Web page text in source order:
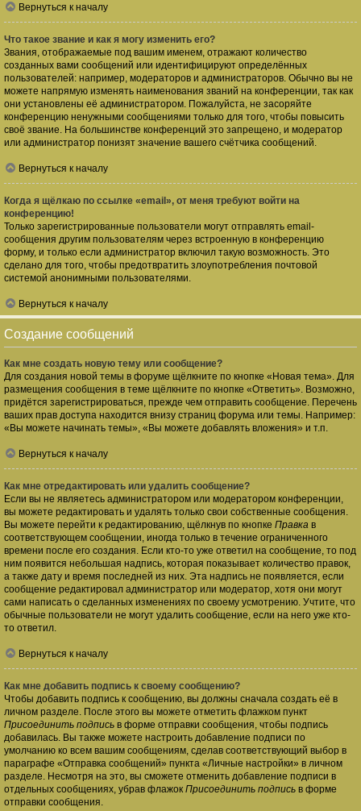
Вернуться к началу
Что такое звание и как я могу изменить его?
Звания, отображаемые под вашим именем, отражают количество
созданных вами сообщений или идентифицируют определённых
пользователей: например, модераторов и администраторов. Обычно вы не
можете напрямую изменять наименования званий на конференции, так как
они установлены её администратором. Пожалуйста, не засоряйте
конференцию ненужными сообщениями только для того, чтобы повысить
своё звание. На большинстве конференций это запрещено, и модератор
или администратор понизят значение вашего счётчика сообщений.
Вернуться к началу
Когда я щёлкаю по ссылке «email», от меня требуют войти на
конференцию!
Только зарегистрированные пользователи могут отправлять email-
сообщения другим пользователям через встроенную в конференцию
форму, и только если администратор включил такую возможность. Это
сделано для того, чтобы предотвратить злоупотребления почтовой
системой анонимными пользователями.
Вернуться к началу
Создание сообщений
Как мне создать новую тему или сообщение?
Для создания новой темы в форуме щёлкните по кнопке «Новая тема». Для
размещения сообщения в теме щёлкните по кнопке «Ответить». Возможно,
придётся зарегистрироваться, прежде чем отправить сообщение. Перечень
ваших прав доступа находится внизу страниц форума или темы. Например:
«Вы можете начинать темы», «Вы можете добавлять вложения» и т.п.
Вернуться к началу
Как мне отредактировать или удалить сообщение?
Если вы не являетесь администратором или модератором конференции,
вы можете редактировать и удалять только свои собственные сообщения.
Вы можете перейти к редактированию, щёлкнув по кнопке Правка в
соответствующем сообщении, иногда только в течение ограниченного
времени после его создания. Если кто-то уже ответил на сообщение, то под
ним появится небольшая надпись, которая показывает количество правок,
а также дату и время последней из них. Эта надпись не появляется, если
сообщение редактировал администратор или модератор, хотя они могут
сами написать о сделанных изменениях по своему усмотрению. Учтите, что
обычные пользователи не могут удалить сообщение, если на него уже кто-
то ответил.
Вернуться к началу
Как мне добавить подпись к своему сообщению?
Чтобы добавить подпись к сообщению, вы должны сначала создать её в
личном разделе. После этого вы можете отметить флажком пункт
Присоединить подпись в форме отправки сообщения, чтобы подпись
добавилась. Вы также можете настроить добавление подписи по
умолчанию ко всем вашим сообщениям, сделав соответствующий выбор в
параграфе «Отправка сообщений» пункта «Личные настройки» в личном
разделе. Несмотря на это, вы сможете отменить добавление подписи в
отдельных сообщениях, убрав флажок Присоединить подпись в форме
отправки сообщения.